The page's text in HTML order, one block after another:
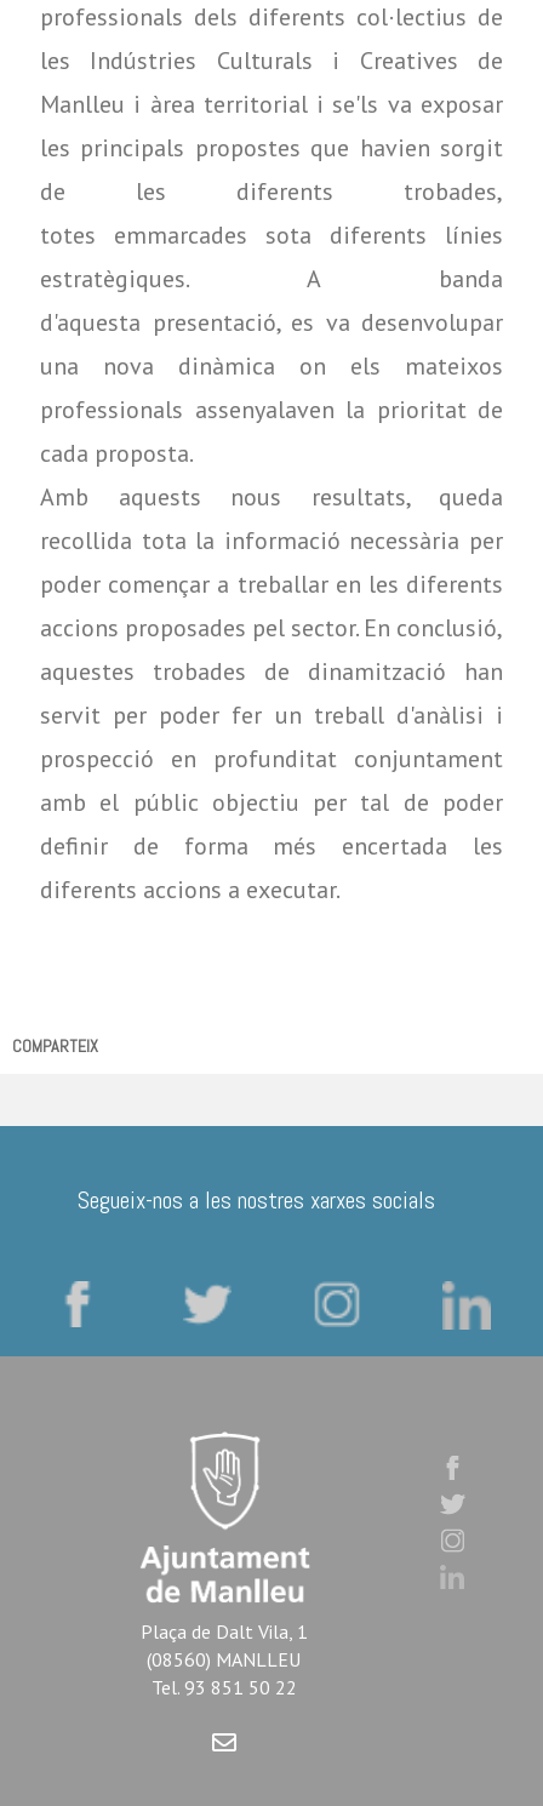
professionals dels diferents col·lectius de
les Indústries Culturals i Creatives de
Manlleu i àrea territorial i se'ls va exposar
les principals propostes que havien sorgit
de les diferents trobades,
totes emmarcades sota diferents línies
estratègiques. A banda
d'aquesta presentació, es va desenvolupar
una nova dinàmica on els mateixos
professionals assenyalaven la prioritat de
cada proposta.
Amb aquests nous resultats, queda
recollida tota la informació necessària per
poder començar a treballar en les diferents
accions proposades pel sector. En conclusió,
aquestes trobades de dinamització han
servit per poder fer un treball d'anàlisi i
prospecció en profunditat conjuntament
amb el públic objectiu per tal de poder
definir de forma més encertada les
diferents accions a executar.
COMPARTEIX
Segueix-nos a les nostres xarxes socials
Plaça de Dalt Vila, 1
(08560) MANLLEU
Tel. 93 851 50 22